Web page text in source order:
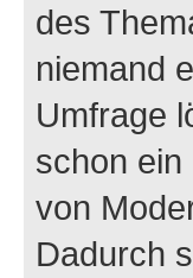
des
niemand
Umfrage
schon
von
Dadurch